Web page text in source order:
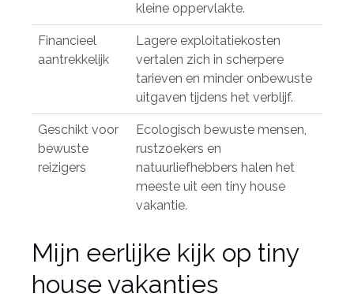
kleine oppervlakte.
Financieel
aantrekkelijk
Lagere exploitatiekosten
vertalen zich in scherpere
tarieven en minder onbewuste
uitgaven tijdens het verblijf.
Geschikt voor
bewuste
reizigers
Ecologisch bewuste mensen,
rustzoekers en
natuurliefhebbers halen het
meeste uit een tiny house
vakantie.
Mijn eerlijke kijk op tiny
house vakanties